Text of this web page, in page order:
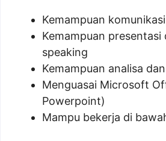
Kemampuan
Kemampuan presentasi
speaking
Kemampuan analisa
Menguasai Microsoft
Powerpoint)
Mampu bekerja di